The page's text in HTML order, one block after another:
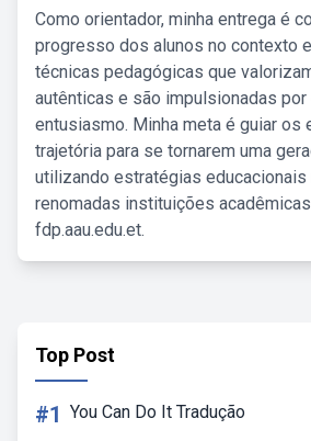
Como orientador, minha entrega é
progresso dos alunos no contexto
técnicas pedagógicas que
autênticas e são impulsionadas
entusiasmo. Minha meta é guiar os
trajetória para se tornarem uma
utilizando estratégias
renomadas instituições
fdp.aau.edu.et.
Top Post
#1 You Can Do It Tradução